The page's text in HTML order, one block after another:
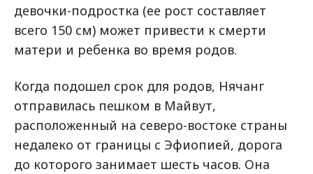
девочки-подростка (ее рост составляет
всего 150 см) может привести к смерти
матери и ребенка во время родов.
Когда подошел срок для родов, Нячанг
отправилась пешком в Майвут,
расположенный на северо-востоке страны
недалеко от границы с Эфиопией, дорога
до которого занимает шесть часов. Она